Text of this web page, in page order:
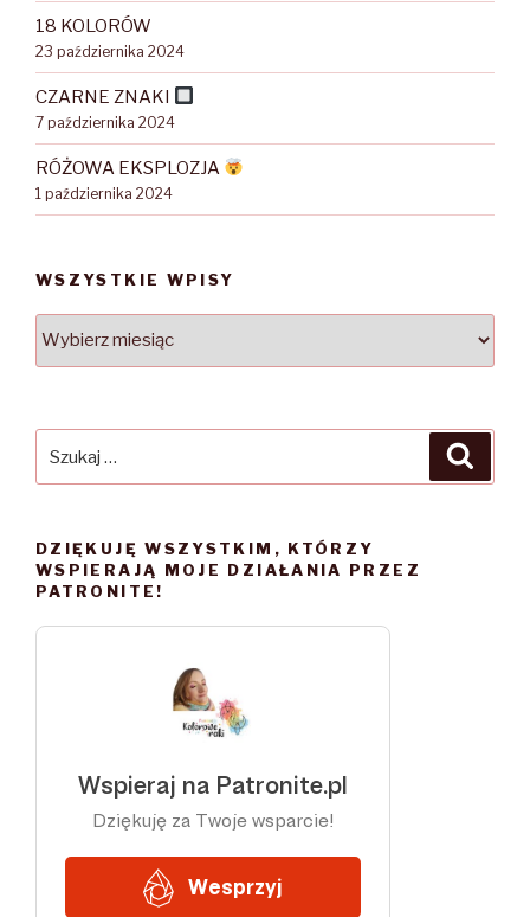
18 KOLORÓW
23 października 2024
CZARNE ZNAKI
7 października 2024
RÓŻOWA EKSPLOZJA
1 października 2024
WSZYSTKIE WPISY
WSZYSTKIE
DZIĘKUJĘ WSZYSTKIM, KTÓRZY
WSPIERAJĄ MOJE DZIAŁANIA PRZEZ
PATRONITE!